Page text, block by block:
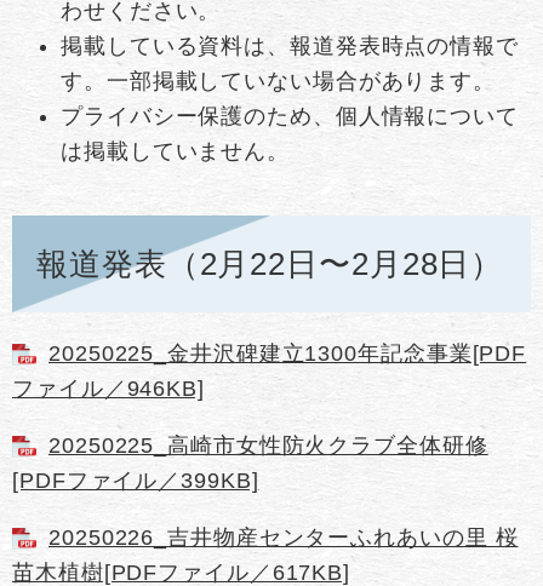
わせください。
掲載している資料は、報道発表時点の情報で
す。一部掲載していない場合があります。
プライバシー保護のため、個人情報について
は掲載していません。
報道発表（2月22日〜2月28日）
20250225_金井沢碑建立1300年記念事業[PDF
ファイル／946KB]
20250225_高崎市女性防火クラブ全体研修
[PDFファイル／399KB]
20250226_吉井物産センターふれあいの里 桜
苗木植樹[PDFファイル／617KB]